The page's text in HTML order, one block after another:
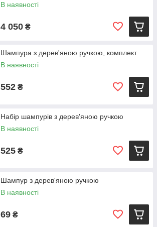
В наявності
4 050 ₴
Шампура з дерев'яною ручкою, комплект
В наявності
552 ₴
Набір шампурів з дерев'яною ручкою
В наявності
525 ₴
Шампур з дерев'яною ручкою
В наявності
69 ₴